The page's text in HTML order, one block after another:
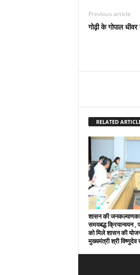
Previous article
गोढ़ी के गोपाल
RELATED
शासन की
समयबद्ध क्रियान्वयन ,
को मिले शासन की
मुख्यमंत्री श्री विष्णुदेव